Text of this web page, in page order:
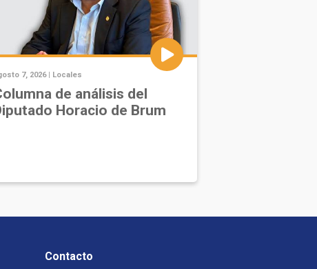
7, 2026 | Locales
de análisis del
Horacio de Brum
Contacto